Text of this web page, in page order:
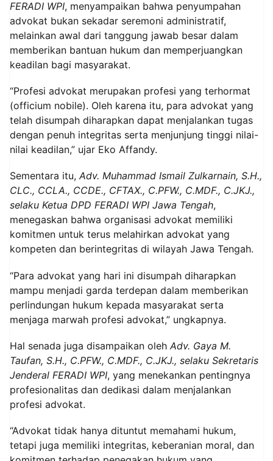
FERADI WPI, menyampaikan bahwa penyumpahan
advokat bukan sekadar seremoni administratif,
melainkan awal dari tanggung jawab besar dalam
memberikan bantuan hukum dan memperjuangkan
keadilan bagi masyarakat.
“Profesi advokat merupakan profesi yang terhormat
(officium nobile). Oleh karena itu, para advokat yang
telah disumpah diharapkan dapat menjalankan tugas
dengan penuh integritas serta menjunjung tinggi nilai-
nilai keadilan,” ujar Eko Affandy.
Sementara itu, Adv. Muhammad Ismail Zulkarnain, S.H.,
CLC., CCLA., CCDE., CFTAX., C.PFW., C.MDF., C.JKJ.,
selaku Ketua DPD FERADI WPI Jawa Tengah,
menegaskan bahwa organisasi advokat memiliki
komitmen untuk terus melahirkan advokat yang
kompeten dan berintegritas di wilayah Jawa Tengah.
“Para advokat yang hari ini disumpah diharapkan
mampu menjadi garda terdepan dalam memberikan
perlindungan hukum kepada masyarakat serta
menjaga marwah profesi advokat,” ungkapnya.
Hal senada juga disampaikan oleh Adv. Gaya M.
Taufan, S.H., C.PFW., C.MDF., C.JKJ., selaku Sekretaris
Jenderal FERADI WPI, yang menekankan pentingnya
profesionalitas dan dedikasi dalam menjalankan
profesi advokat.
“Advokat tidak hanya dituntut memahami hukum,
tetapi juga memiliki integritas, keberanian moral, dan